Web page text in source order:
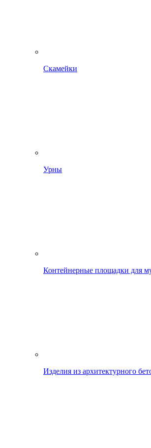
Скамейки
Урны
Контейнерные площадки для
Изделия из архитектурного